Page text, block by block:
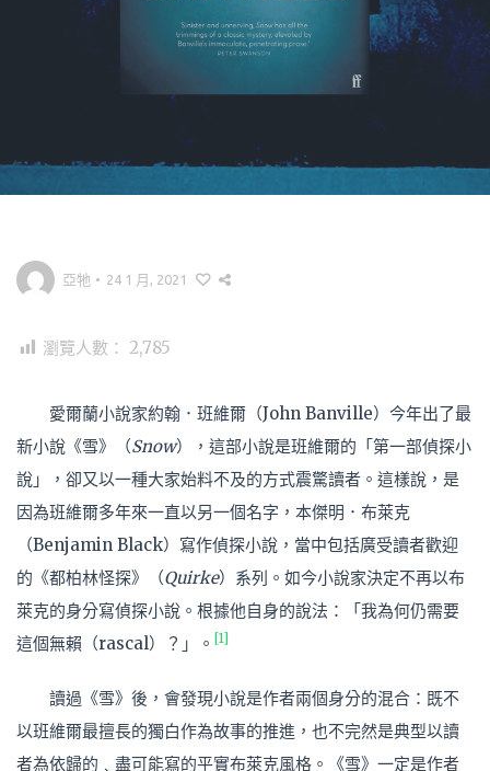
亞牠 • 24 1 月, 2021
瀏覽人數： 2,785
愛爾蘭小說家約翰．班維爾（John Banville）今年出了最
新小說《雪》（Snow），這部小說是班維爾的「第一部偵探小
說」，卻又以一種大家始料不及的方式震驚讀者。這樣說，是
因為班維爾多年來一直以另一個名字，本傑明．布萊克
（Benjamin Black）寫作偵探小說，當中包括廣受讀者歡迎
的《都柏林怪探》（Quirke）系列。如今小說家決定不再以布
萊克的身分寫偵探小說。根據他自身的說法：「我為何仍需要
這個無賴（rascal）？」。
[1]
讀過《雪》後，會發現小說是作者兩個身分的混合：既不
以班維爾最擅長的獨白作為故事的推進，也不完然是典型以讀
者為依歸的﹑盡可能寫的平實布萊克風格。《雪》一定是作者